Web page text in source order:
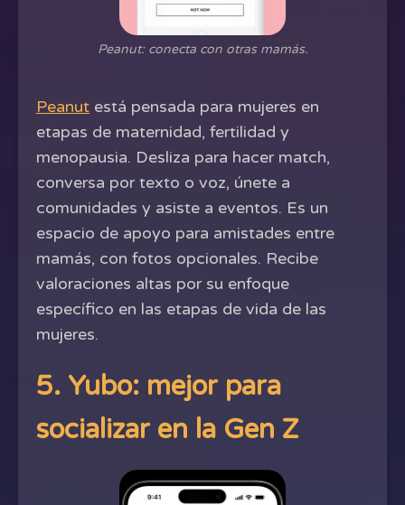
Peanut: conecta con otras mamás.
Peanut está pensada para mujeres en
etapas de maternidad, fertilidad y
menopausia. Desliza para hacer match,
conversa por texto o voz, únete a
comunidades y asiste a eventos. Es un
espacio de apoyo para amistades entre
mamás, con fotos opcionales. Recibe
valoraciones altas por su enfoque
específico en las etapas de vida de las
mujeres.
5. Yubo: mejor para
socializar en la Gen Z